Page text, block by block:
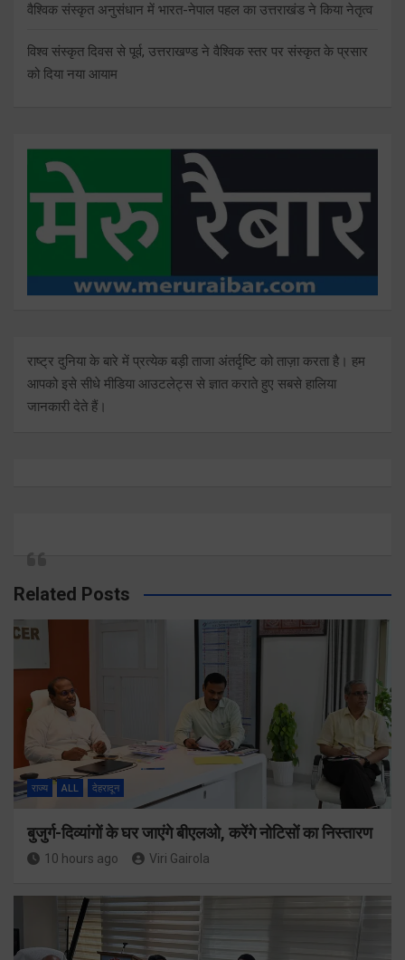
वैश्विक संस्कृत अनुसंधान में भारत-नेपाल पहल का उत्तराखंड ने किया नेतृत्व
विश्व संस्कृत दिवस से पूर्व, उत्तराखण्ड ने वैश्विक स्तर पर संस्कृत के प्रसार
को दिया नया आयाम
राष्ट्र दुनिया के बारे में प्रत्येक बड़ी ताजा अंतर्दृष्टि को ताज़ा करता है। हम
आपको इसे सीधे मीडिया आउटलेट्स से ज्ञात कराते हुए सबसे हालिया
जानकारी देते हैं।
Related Posts
राज्य ALL देहरादून
बुजुर्ग-दिव्यांगों के घर जाएंगे बीएलओ, करेंगे नोटिसों का निस्तारण
10 hours ago Viri Gairola